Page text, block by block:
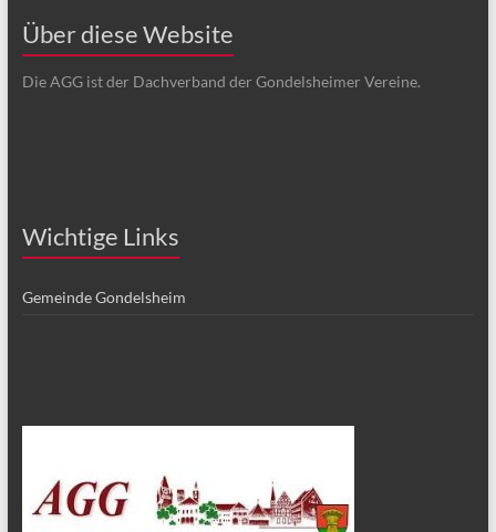
Über diese Website
Die AGG ist der Dachverband der Gondelsheimer Vereine.
Wichtige Links
Gemeinde Gondelsheim